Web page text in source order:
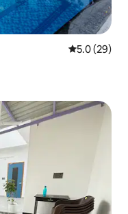
Calificación
5.0 (29)